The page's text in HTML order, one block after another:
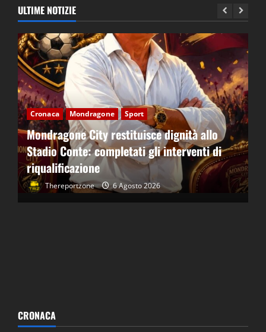
ULTIME NOTIZIE
Cronaca Mondragone Sport
Mondragone City restituisce dignità allo
Stadio Conte: completati gli interventi di
riqualificazione
Thereportzone 6 Agosto 2026
CRONACA